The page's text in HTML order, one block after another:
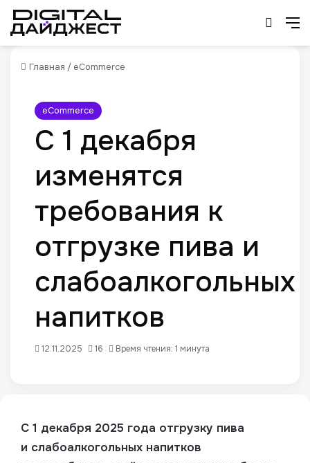
Главная / eCommerce
eCommerce
С 1 декабря
изменятся
требования к
отгрузке пива и
слабоалкогольных
напитков
12.11.2025 16 Время чтения: 1 минута
С 1 декабря 2025 года отгрузку пива
и слабоалкогольных напитков